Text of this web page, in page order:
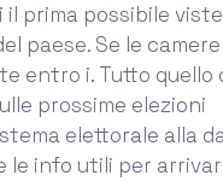
prima possibile
paese. Se le camere
entro i. Tutto quello
prossime elezioni
elettorale alla
le info utili per